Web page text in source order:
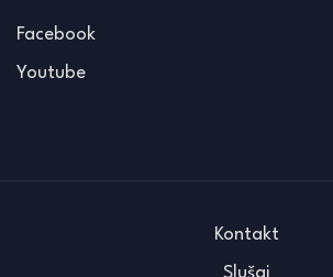
Facebook
Youtube
Kontakt
Slušaj